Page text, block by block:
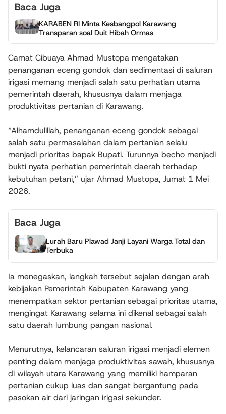
Baca Juga
KARABEN RI Minta Kesbangpol Karawang
Transparan soal Duit Hibah Ormas
Camat Cibuaya Ahmad Mustopa mengatakan
penanganan eceng gondok dan sedimentasi di saluran
irigasi memang menjadi salah satu perhatian utama
pemerintah daerah, khususnya dalam menjaga
produktivitas pertanian di Karawang.
“Alhamdulillah, penanganan eceng gondok sebagai
salah satu permasalahan dalam pertanian selalu
menjadi prioritas bapak Bupati. Turunnya becho menjadi
bukti nyata perhatian pemerintah daerah terhadap
kebutuhan petani,” ujar Ahmad Mustopa, Jumat 1 Mei
2026.
Baca Juga
Lurah Baru Plawad Janji Layani Warga Total dan
Terbuka
Ia menegaskan, langkah tersebut sejalan dengan arah
kebijakan Pemerintah Kabupaten Karawang yang
menempatkan sektor pertanian sebagai prioritas utama,
mengingat Karawang selama ini dikenal sebagai salah
satu daerah lumbung pangan nasional.
Menurutnya, kelancaran saluran irigasi menjadi elemen
penting dalam menjaga produktivitas sawah, khususnya
di wilayah utara Karawang yang memiliki hamparan
pertanian cukup luas dan sangat bergantung pada
pasokan air dari jaringan irigasi sekunder.